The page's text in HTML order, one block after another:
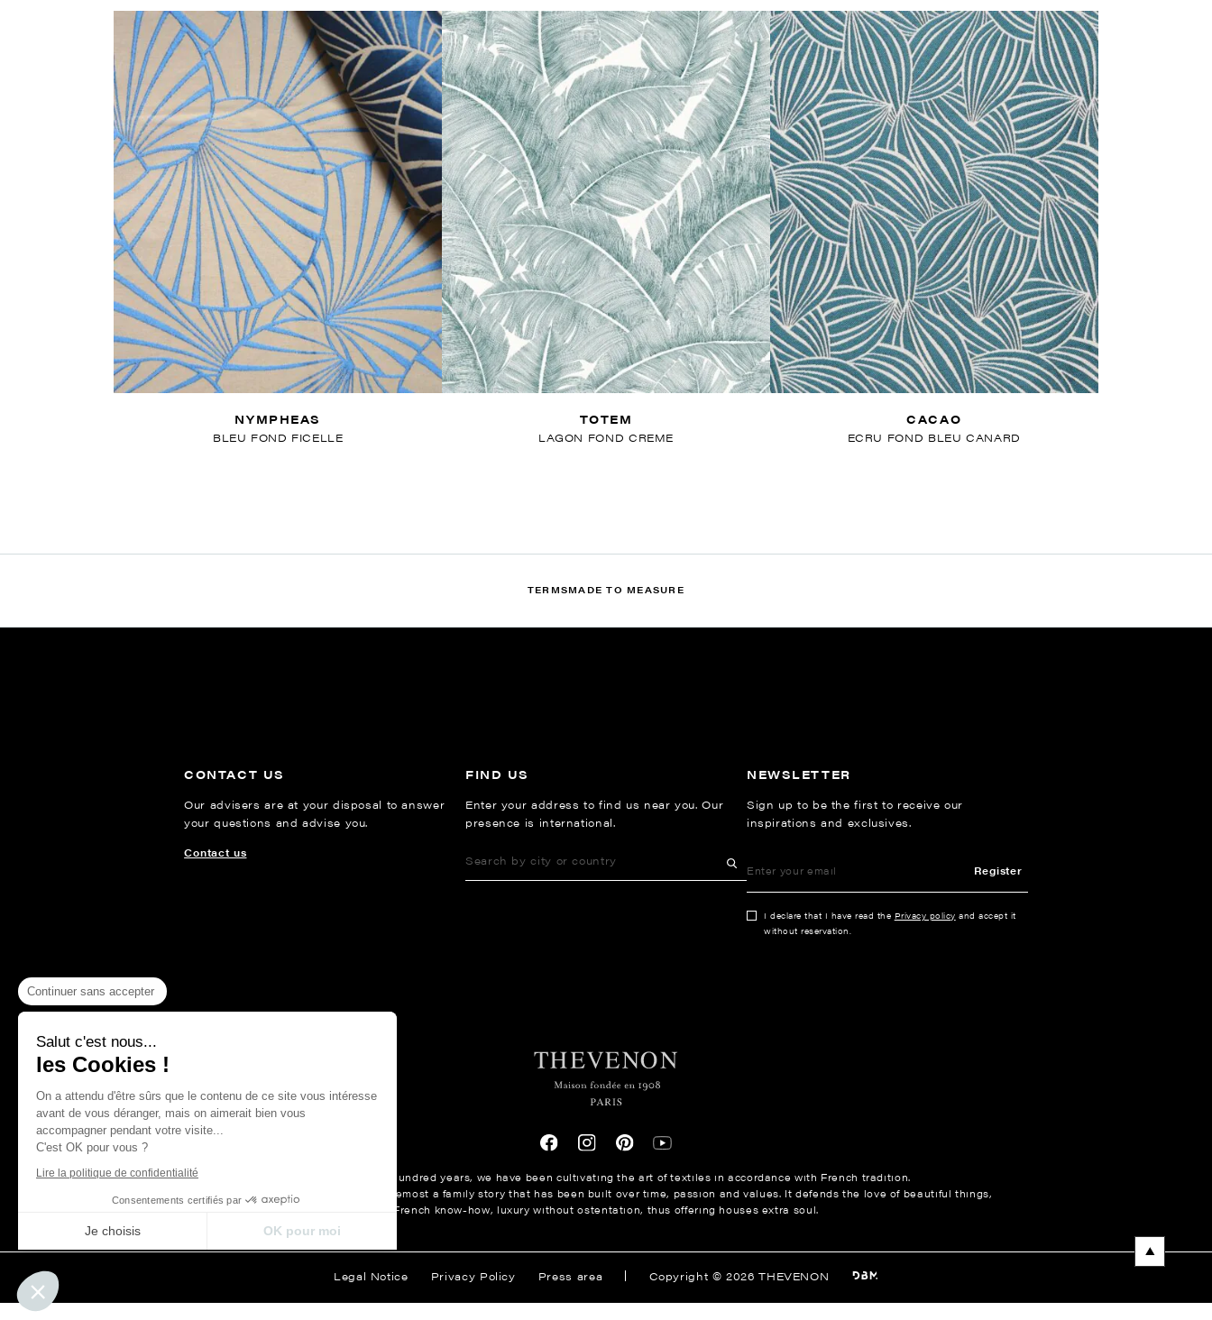
NYMPHEAS
BLEU FOND FICELLE
TOTEM
LAGON FOND CREME
CACAO
ECRU FOND BLEU CANARD
TERMSMADE TO MEASURE
CONTACT US
Our advisers are at your disposal to answer
your questions and advise you.
Contact us
FIND US
Enter your address to find us near you. Our
presence is international.
NEWSLETTER
Sign up to be the first to receive our
inspirations and exclusives.
Register
I declare that I have read the Privacy policy and accept it
without reservation.
For more than a hundred years, we have been cultivating the art of textiles in accordance with French tradition.
Maison Thevenon is first and foremost a family story that has been built over time, passion and values. It defends the love of beautiful things,
French know-how, luxury without ostentation, thus offering houses extra soul.
Legal Notice Privacy Policy Press area Copyright © 2026 THEVENON
Continuer sans accepter
Salut c'est nous...
les Cookies !
On a attendu d'être sûrs que le contenu de ce site vous intéresse
avant de vous déranger, mais on aimerait bien vous
accompagner pendant votre visite...
C'est OK pour vous ?
Lire la politique de confidentialité
Consentements certifiés par
Je choisis OK pour moi
Notre plateforme vous permet d'adapter et de gérer vos paramètres de confidentialité, en garantissant la conformité avec les réglementations. Personnalisez vos préférences pour contrôler la